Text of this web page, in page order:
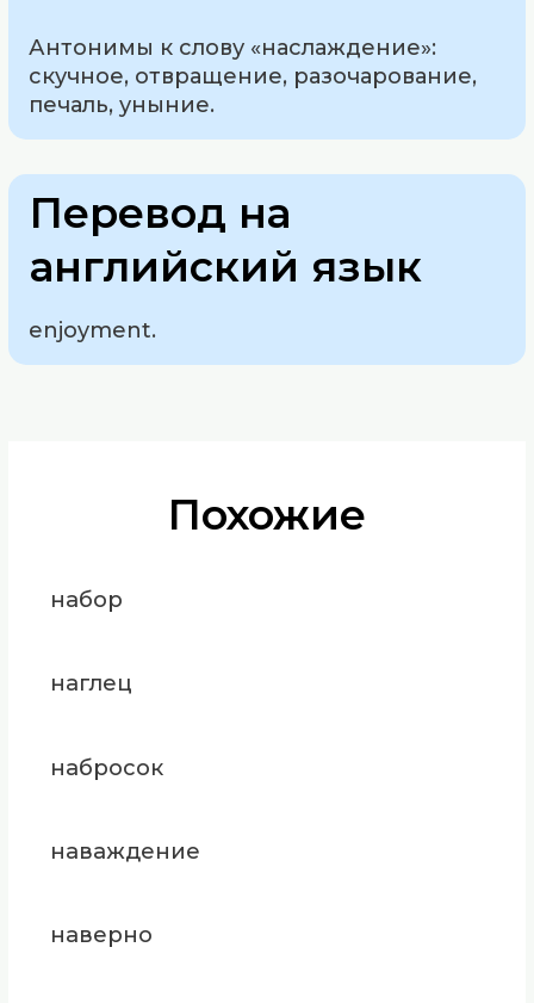
Антонимы к слову «наслаждение»:
скучное, отвращение, разочарование,
печаль, уныние.
Перевод на
английский язык
enjoyment.
Похожие
набор
наглец
набросок
наваждение
наверно